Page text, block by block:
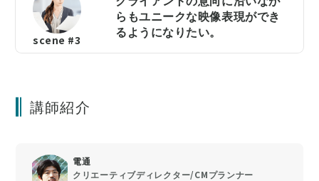
scene #3
らもユニークな映像表現ができ
るようになりたい。
講師紹介
電通
クリエーティブディレクター/CMプランナー